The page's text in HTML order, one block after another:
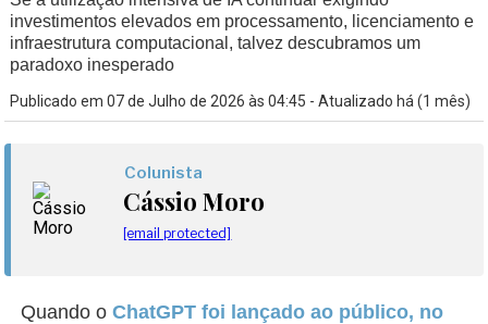
investimentos elevados em processamento, licenciamento e
infraestrutura computacional, talvez descubramos um
paradoxo inesperado
Publicado em 07 de Julho de 2026 às 04:45 - Atualizado há (1 mês)
Colunista
Cássio Moro
[email protected]
Quando o ChatGPT foi lançado ao público, no